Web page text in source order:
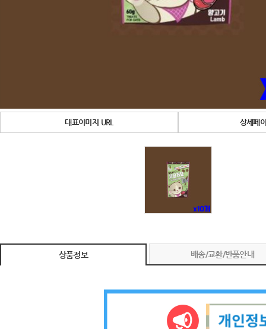
대표이미지 URL 상세페
상품정보 배송/교환/반품안내